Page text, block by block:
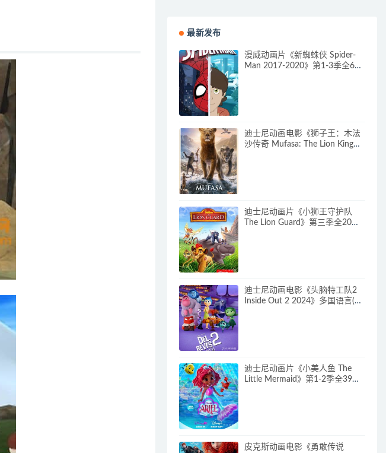
最新发布
漫威动画片《新蜘蛛侠 Spider-
Man 2017-2020》第1-3季全64
迪士尼动画电影《狮子王：木法
沙传奇 Mufasa: The Lion King》
迪士尼动画片《小狮王守护队
The Lion Guard》第三季全20集
迪士尼动画电影《头脑特工队2
Inside Out 2 2024》多国语言(含
迪士尼动画片《小美人鱼 The
Little Mermaid》第1-2季全39集
皮克斯动画电影《勇敢传说